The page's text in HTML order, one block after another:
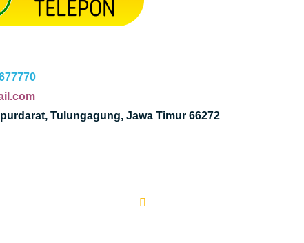
Tulungagung, Jawa Timur 66272